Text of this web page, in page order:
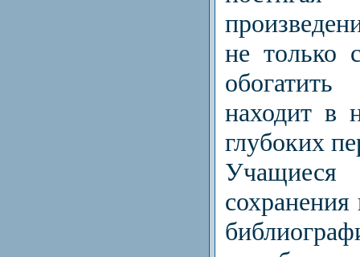
не только
находит в
глубоких